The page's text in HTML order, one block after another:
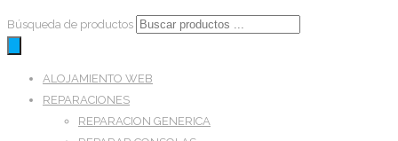
Búsqueda de productos
ALOJAMIENTO WEB
REPARACIONES
REPARACION GENERICA